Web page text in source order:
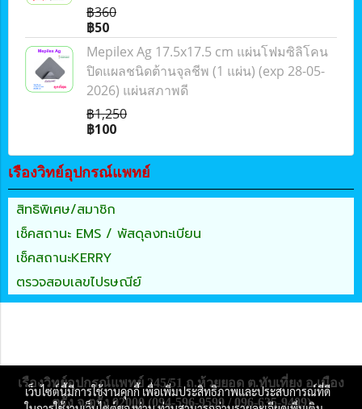
฿360
฿50
Mepilex Ag 17.5x17.5 cm แผ่นโฟมซิลิโคน
ปิดแผลชนิดต้านจุลชีพ (1 แผ่น) (exp 28-05-
2026) แผ่นสภาพดี
฿1,250
฿100
เรืองวิทย์อุปกรณ์แพทย์
สิทธิพิเศษ/สมาชิก
เช็คสถานะ EMS / พัสดุลงทะเบียน
เช็คสถานะKERRY
ตรวจสอบเลขไปรษณีย์
เรืองวิทย์อุปกรณ์แพทย์ 245/51 ถ.ห้วยยอด ต.ทับเที่ยง อ.เมือง
ตรัง จ.ตรัง 92000 (094-596-9599 / 096-635-9409)
เว็บไซต์นี้มีการใช้งานคุกกี้ เพื่อเพิ่มประสิทธิภาพและประสบการณ์ที่ดี